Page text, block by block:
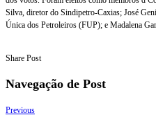
Silva, diretor do Sindipetro-Caxias; José
Única dos Petroleiros (FUP); e Madalena
Share Post
Navegação de Post
Previous